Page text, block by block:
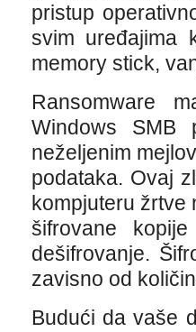
pristup
svim uređajima
memory stick,
Ransomware
Windows SMB
neželjenim
podataka. Ovaj
kompjuteru žrtve
šifrovane
dešifrovanje.
zavisno od
Budući da vaše